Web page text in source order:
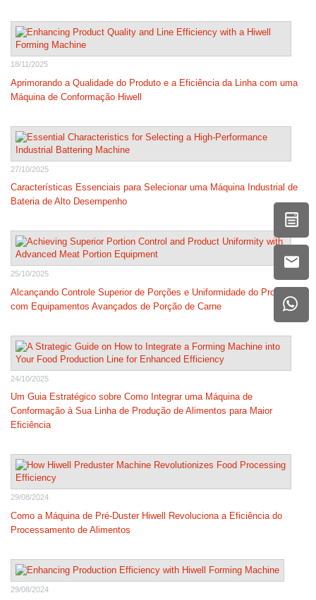
18/11/2025
Aprimorando a Qualidade do Produto e a Eficiência da Linha com uma
Máquina de Conformação Hiwell
27/10/2025
Características Essenciais para Selecionar uma Máquina Industrial de
Bateria de Alto Desempenho
25/10/2025
Alcançando Controle Superior de Porções e Uniformidade do Produto
com Equipamentos Avançados de Porção de Carne
24/10/2025
Um Guia Estratégico sobre Como Integrar uma Máquina de
Conformação à Sua Linha de Produção de Alimentos para Maior
Eficiência
29/08/2024
Como a Máquina de Pré-Duster Hiwell Revoluciona a Eficiência do
Processamento de Alimentos
29/08/2024